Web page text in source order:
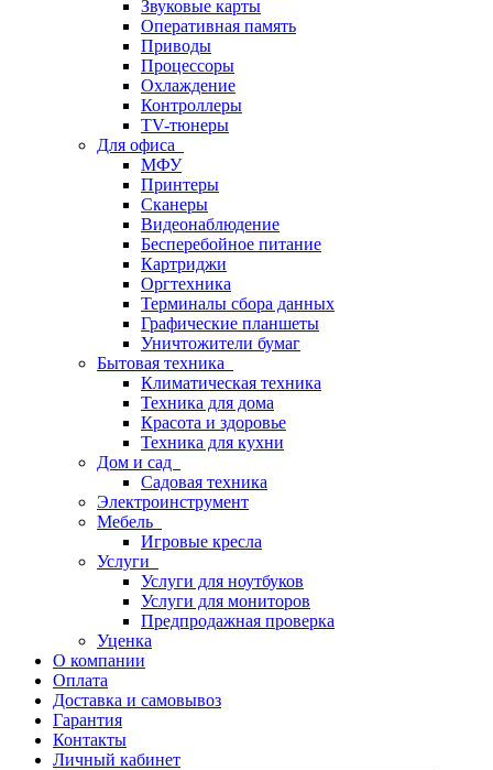
Звуковые карты
Оперативная память
Приводы
Процессоры
Охлаждение
Контроллеры
TV-тюнеры
Для офиса
МФУ
Принтеры
Сканеры
Видеонаблюдение
Бесперебойное питание
Картриджи
Оргтехника
Терминалы сбора данных
Графические планшеты
Уничтожители бумаг
Бытовая техника
Климатическая техника
Техника для дома
Красота и здоровье
Техника для кухни
Дом и сад
Садовая техника
Электроинструмент
Мебель
Игровые кресла
Услуги
Услуги для ноутбуков
Услуги для мониторов
Предпродажная проверка
Уценка
О компании
Оплата
Доставка и самовывоз
Гарантия
Контакты
Личный кабинет